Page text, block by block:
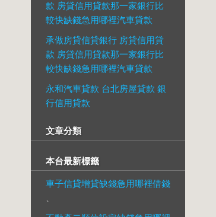
款 房貸信用貸款那一家銀行比
較快缺錢急用哪裡汽車貸款
承做房貸信貸銀行 房貸信用貸
款 房貸信用貸款那一家銀行比
較快缺錢急用哪裡汽車貸款
永和汽車貸款 台北房屋貸款 銀
行信用貸款
文章分類
本台最新標籤
車子信貸增貸缺錢急用哪裡借錢